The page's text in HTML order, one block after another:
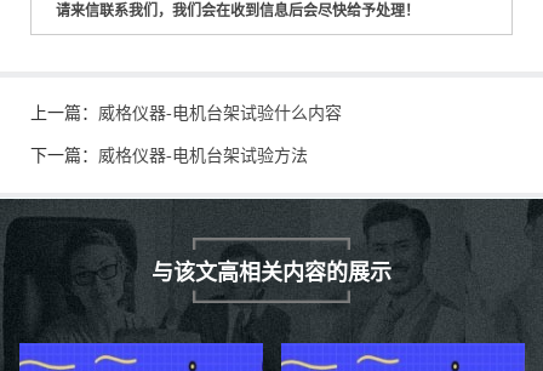
请来信联系我们，我们会在收到信息后会尽快给予处理！
上一篇： 威格仪器-电机台架试验什么内容
下一篇： 威格仪器-电机台架试验方法
与该文高相关内容的展示